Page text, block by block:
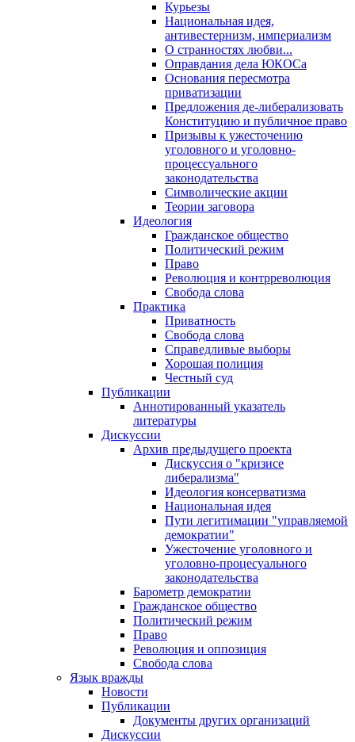
Курьезы
Национальная идея,
антивестернизм, империализм
О странностях любви...
Оправдания дела ЮКОСа
Основания пересмотра
приватизации
Предложения де-либерализовать
Конституцию и публичное право
Призывы к ужесточению
уголовного и уголовно-
процессуального
законодательства
Символические акции
Теории заговора
Идеология
Гражданское общество
Политический режим
Право
Революция и контрреволюция
Свобода слова
Практика
Приватность
Свобода слова
Справедливые выборы
Хорошая полиция
Честный суд
Публикации
Аннотированный указатель
литературы
Дискуссии
Архив предыдущего проекта
Дискуссия о "кризисе
либерализма"
Идеология консерватизма
Национальная идея
Пути легитимации "управляемой
демократии"
Ужесточение уголовного и
уголовно-процесуального
законодательства
Барометр демократии
Гражданское общество
Политический режим
Право
Революция и оппозиция
Свобода слова
Язык вражды
Новости
Публикации
Документы других организаций
Дискуссии